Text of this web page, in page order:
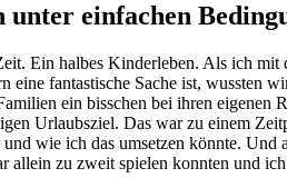
unter einfachen
Ein halbes Kinderleben. Als ich
eine fantastische Sache ist, wussten
ein bisschen bei ihren eigenen
Urlaubsziel. Das war zu einem
wie ich das umsetzen könnte. Und
allein zu zweit spielen konnten und